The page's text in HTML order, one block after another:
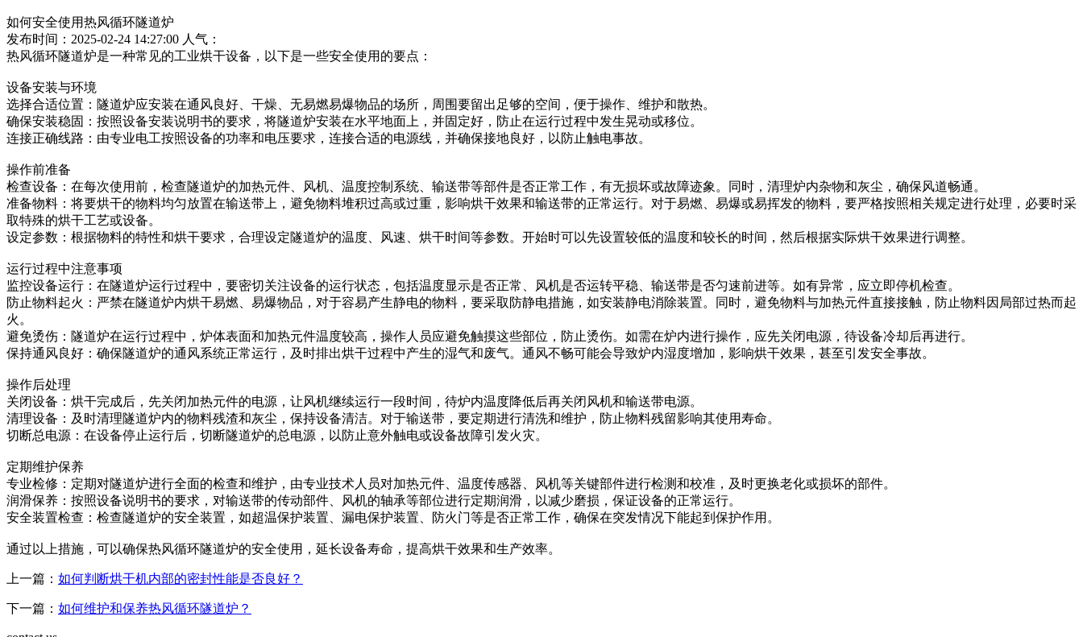
如何安全使用热风循环隧道炉
发布时间：2025-02-24 14:27:00 人气：
热风循环隧道炉是一种常见的工业烘干设备，以下是一些安全使用的要点：
设备安装与环境
选择合适位置：隧道炉应安装在通风良好、干燥、无易燃易爆物品的场所，周围要留出足够的空间，便于操作、维护和散热。
确保安装稳固：按照设备安装说明书的要求，将隧道炉安装在水平地面上，并固定好，防止在运行过程中发生晃动或移位。
连接正确线路：由专业电工按照设备的功率和电压要求，连接合适的电源线，并确保接地良好，以防止触电事故。
操作前准备
检查设备：在每次使用前，检查隧道炉的加热元件、风机、温度控制系统、输送带等部件是否正常工作，有无损坏或故障迹象。同时，清理炉内杂物和灰尘，确保风道畅通。
准备物料：将要烘干的物料均匀放置在输送带上，避免物料堆积过高或过重，影响烘干效果和输送带的正常运行。对于易燃、易爆或易挥发的物料，要严格按照相关规定进行处理，必要时采
取特殊的烘干工艺或设备。
设定参数：根据物料的特性和烘干要求，合理设定隧道炉的温度、风速、烘干时间等参数。开始时可以先设置较低的温度和较长的时间，然后根据实际烘干效果进行调整。
运行过程中注意事项
监控设备运行：在隧道炉运行过程中，要密切关注设备的运行状态，包括温度显示是否正常、风机是否运转平稳、输送带是否匀速前进等。如有异常，应立即停机检查。
防止物料起火：严禁在隧道炉内烘干易燃、易爆物品，对于容易产生静电的物料，要采取防静电措施，如安装静电消除装置。同时，避免物料与加热元件直接接触，防止物料因局部过热而起
火。
避免烫伤：隧道炉在运行过程中，炉体表面和加热元件温度较高，操作人员应避免触摸这些部位，防止烫伤。如需在炉内进行操作，应先关闭电源，待设备冷却后再进行。
保持通风良好：确保隧道炉的通风系统正常运行，及时排出烘干过程中产生的湿气和废气。通风不畅可能会导致炉内湿度增加，影响烘干效果，甚至引发安全事故。
操作后处理
关闭设备：烘干完成后，先关闭加热元件的电源，让风机继续运行一段时间，待炉内温度降低后再关闭风机和输送带电源。
清理设备：及时清理隧道炉内的物料残渣和灰尘，保持设备清洁。对于输送带，要定期进行清洗和维护，防止物料残留影响其使用寿命。
切断总电源：在设备停止运行后，切断隧道炉的总电源，以防止意外触电或设备故障引发火灾。
定期维护保养
专业检修：定期对隧道炉进行全面的检查和维护，由专业技术人员对加热元件、温度传感器、风机等关键部件进行检测和校准，及时更换老化或损坏的部件。
润滑保养：按照设备说明书的要求，对输送带的传动部件、风机的轴承等部位进行定期润滑，以减少磨损，保证设备的正常运行。
安全装置检查：检查隧道炉的安全装置，如超温保护装置、漏电保护装置、防火门等是否正常工作，确保在突发情况下能起到保护作用。
通过以上措施，可以确保热风循环隧道炉的安全使用，延长设备寿命，提高烘干效果和生产效率。
上一篇： 如何判断烘干机内部的密封性能是否良好？
下一篇： 如何维护和保养热风循环隧道炉？